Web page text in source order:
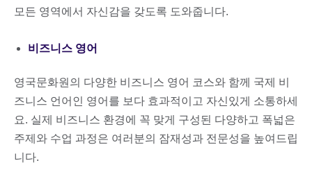
모든 영역에서 자신감을 갖도록 도와줍니다.
비즈니스 영어
영국문화원의 다양한 비즈니스 영어 코스와 함께 국제 비
즈니스 언어인 영어를 보다 효과적이고 자신있게 소통하세
요. 실제 비즈니스 환경에 꼭 맞게 구성된 다양하고 폭넓은
주제와 수업 과정은 여러분의 잠재성과 전문성을 높여드립
니다.